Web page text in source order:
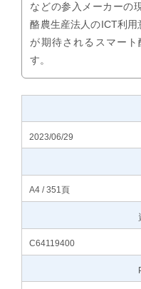
などの参入メーカーの
酪農生産法人のICT利
が期待されるスマー
す。
2023/06/29
A4 / 351頁
C64119400